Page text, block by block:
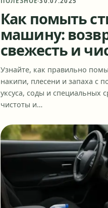
Как помыть
машину:
свежесть и
Узнайте, как правильно
накипи, плесени и запаха с
уксуса, соды и специальных
чистоты и…